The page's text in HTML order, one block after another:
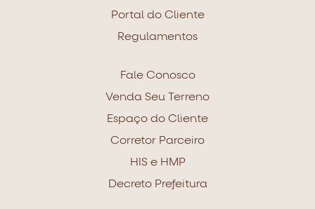
Portal do Cliente
Regulamentos
Fale Conosco
Venda Seu Terreno
Espaço do Cliente
Corretor Parceiro
HIS e HMP
Decreto Prefeitura